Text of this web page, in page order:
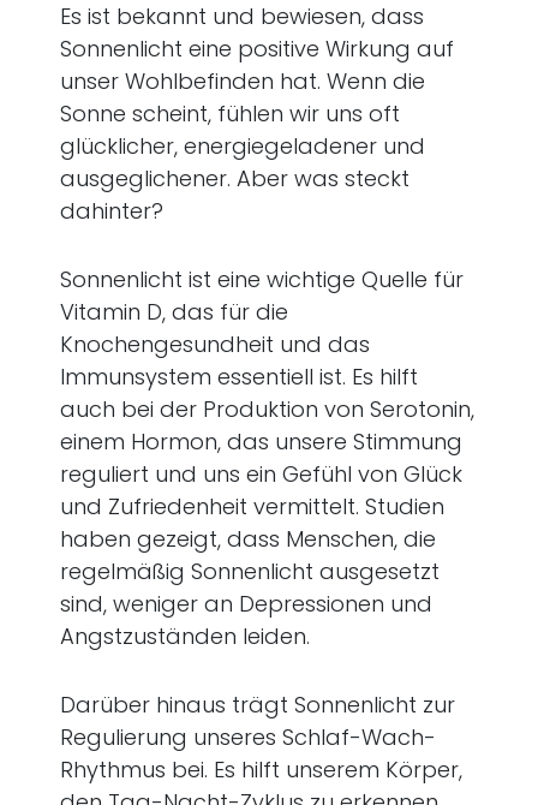
Es ist bekannt und bewiesen, dass
Sonnenlicht eine positive Wirkung auf
unser Wohlbefinden hat. Wenn die
Sonne scheint, fühlen wir uns oft
glücklicher, energiegeladener und
ausgeglichener. Aber was steckt
dahinter?
Sonnenlicht ist eine wichtige Quelle für
Vitamin D, das für die
Knochengesundheit und das
Immunsystem essentiell ist. Es hilft
auch bei der Produktion von Serotonin,
einem Hormon, das unsere Stimmung
reguliert und uns ein Gefühl von Glück
und Zufriedenheit vermittelt. Studien
haben gezeigt, dass Menschen, die
regelmäßig Sonnenlicht ausgesetzt
sind, weniger an Depressionen und
Angstzuständen leiden.
Darüber hinaus trägt Sonnenlicht zur
Regulierung unseres Schlaf-Wach-
Rhythmus bei. Es hilft unserem Körper,